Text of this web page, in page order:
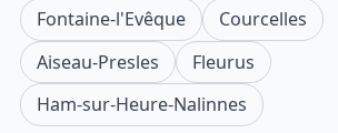
Fontaine-l'Evêque
Courcelles
Aiseau-Presles
Fleurus
Ham-sur-Heure-Nalinnes